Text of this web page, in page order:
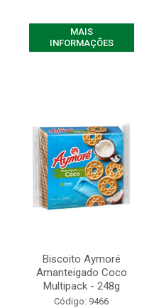
MAIS
INFORMAÇÕES
Biscoito Aymoré
Amanteigado Coco
Multipack - 248g
Código: 9466